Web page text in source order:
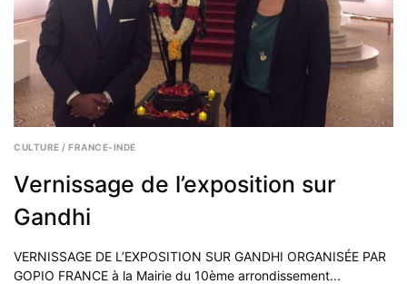
CULTURE / FRANCE-INDE
Vernissage de l’exposition sur
Gandhi
VERNISSAGE DE L’EXPOSITION SUR GANDHI ORGANISÉE PAR
GOPIO FRANCE à la Mairie du 10ème arrondissement...